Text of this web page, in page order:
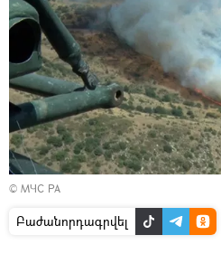
© МЧС РА
Բաժանորդագրվել